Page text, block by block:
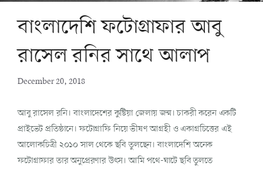
বাংলাদেশি ফটোগ্রাফার আবু
রাসেল রনির সাথে আলাপ
December 20, 2018
আবু রাসেল রনি। বাংলাদেশের কুষ্টিয়া জেলায় জন্ম। চাকরী করেন একটি
প্রাইভেট প্রতিষ্ঠানে। ফটোগ্রাফি নিয়ে ভীষণ আগ্রহী ও একাগ্রচিত্তের এই
আলোকচিত্রী ২০১০ সাল থেকে ছবি তুলছেন। বাংলাদেশি অনেক
ফটোগ্রাফার তার অনুপ্রেরণার উৎস। আমি পথে-ঘাটে ছবি তুলতে